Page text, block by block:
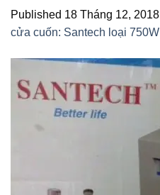
Published 18 Tháng 12, 2018
cửa cuốn: Santech loại 750W